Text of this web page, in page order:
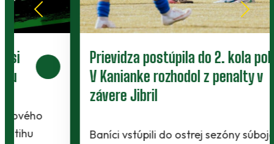
Prievidza postúpila do 2. kola pohára.
V Kanianke rozhodol z penalty v
závere Jibril
Baníci vstúpili do ostrej sezóny súbojom 1. kola